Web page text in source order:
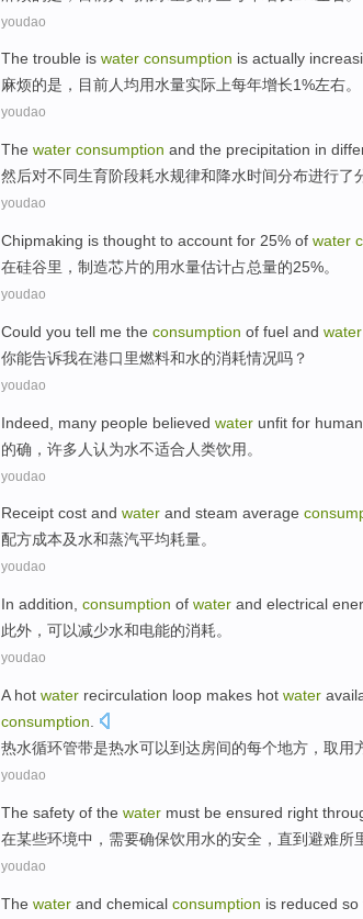
youdao
The trouble is water consumption is actually
麻烦的是 ，目前人均用水量实际上每年增长1%左右。
youdao
The water consumption and the precipitation in
然后对不同生育阶段耗水规律和降水时间分布进行了
youdao
Chipmaking is thought to account for 25% of water
在硅谷里，制造芯片的用水量估计占总量的25%。
youdao
Could you tell me the consumption of fuel and water
你能告诉我在港口里燃料和水的消耗情况吗？
youdao
Indeed many people believed water unfit for human
的确 ， 许多 人认为水不适合 人类饮用。
youdao
Receipt cost and water and steam average
配方成本及水和蒸汽平均耗量。
youdao
In addition consumption of water and electrical
此外 ， 可以减少水和电能的消耗。
youdao
A hot water recirculation loop makes hot water
consumption
热水循环管带是热水可以到达房间的每个地方， 取用
youdao
The safety of the water must be ensured right
在某些环境中， 需要确保饮用水的安全 ，直到避难所
youdao
The water and chemical consumption is reduced so